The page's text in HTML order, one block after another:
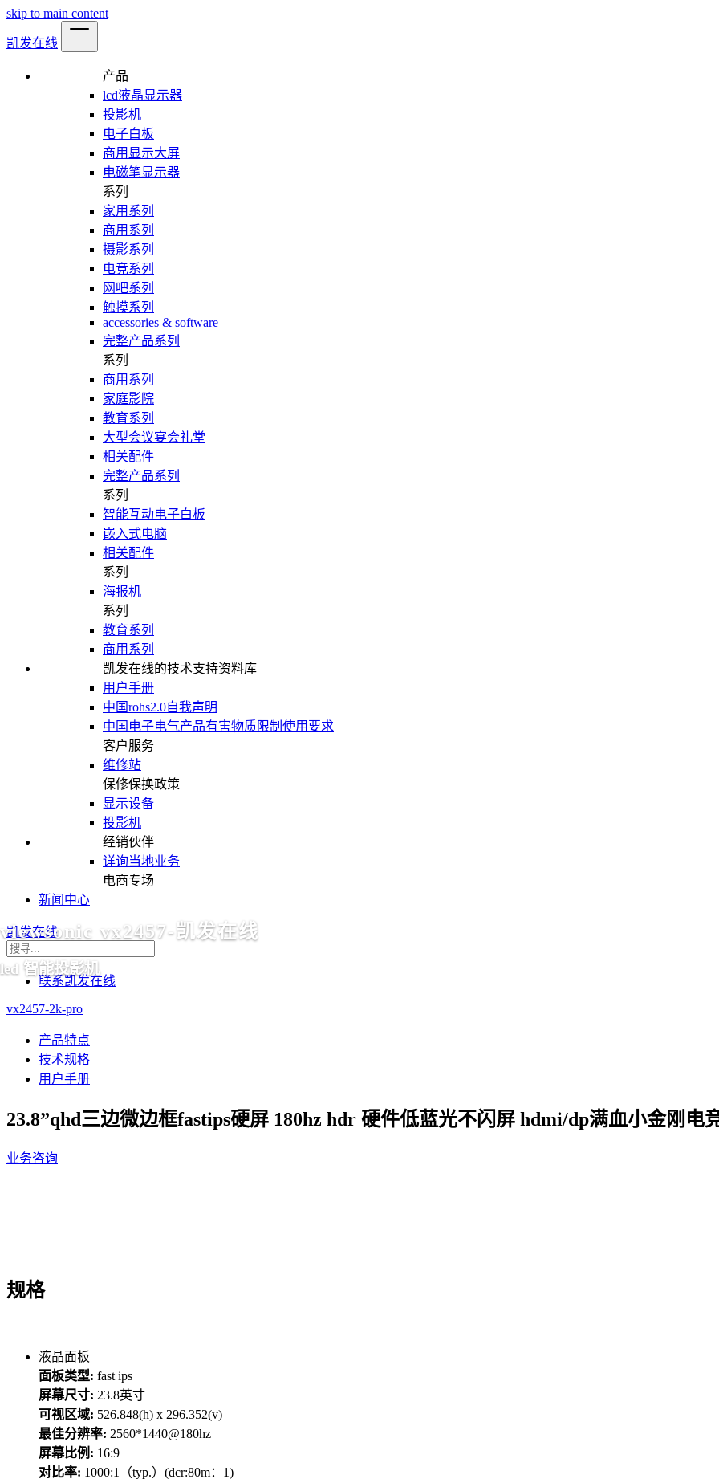
skip to main content
凯发在线
产品
lcd液晶显示器
投影机
电子白板
商用显示大屏
电磁笔显示器
系列
家用系列
商用系列
摄影系列
电竞系列
网吧系列
触摸系列
accessories & software
完整产品系列
系列
商用系列
家庭影院
教育系列
大型会议宴会礼堂
相关配件
完整产品系列
系列
智能互动电子白板
嵌入式电脑
相关配件
系列
海报机
系列
教育系列
商用系列
viewsonic vx2457-凯发在线
led 智能投影机
凯发在线的技术支持资料库
用户手册
中国rohs2.0自我声明
中国电子电气产品有害物质限制使用要求
客户服务
维修站
保修保换政策
显示设备
投影机
经销伙伴
详询当地业务
电商专场
新闻中心
凯发在线
联系凯发在线
vx2457-2k-pro
产品特点
技术规格
用户手册
23.8”qhd三边微边框fastips硬屏 180hz hdr 硬件低蓝光不闪屏 hdmi/dp满血小金刚电
业务咨询
规格
液晶面板
面板类型: fast ips
屏幕尺寸: 23.8英寸
可视区域: 526.848(h) x 296.352(v)
最佳分辨率: 2560*1440@180hz
屏幕比例: 16:9
对比率: 1000:1（typ.）(dcr:80m：1)